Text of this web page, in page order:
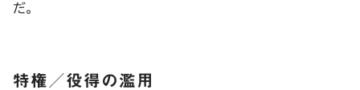
だ。
特権／役得の濫用